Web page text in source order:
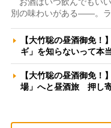
別の味わいがある――。
【大竹聡の昼酒御免！
ギ」を知らないって
【大竹聡の昼酒御免！
場」へと昼酒旅 押し